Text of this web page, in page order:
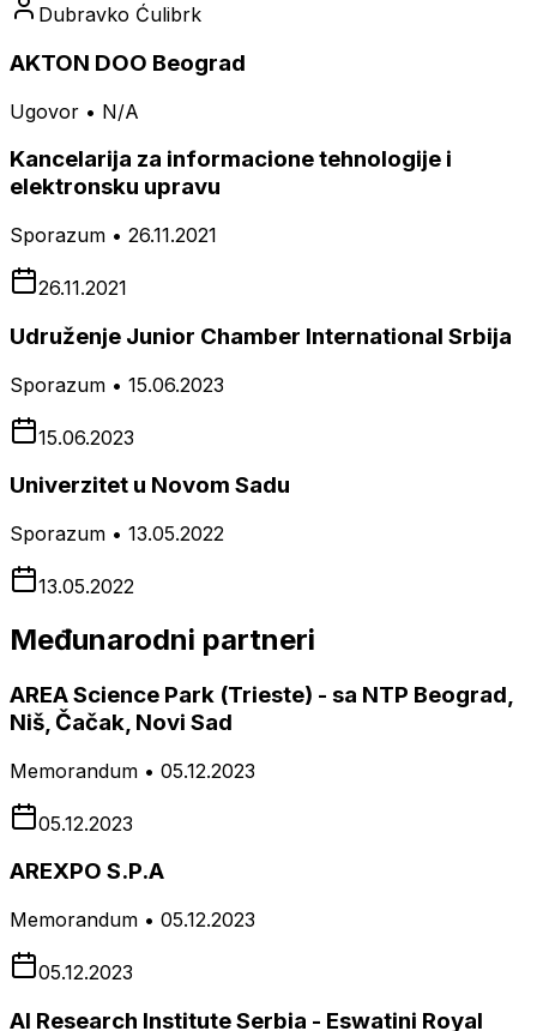
Dubravko Ćulibrk
AKTON DOO Beograd
Ugovor • N/A
Kancelarija za informacione tehnologije i
elektronsku upravu
Sporazum • 26.11.2021
26.11.2021
Udruženje Junior Chamber International Srbija
Sporazum • 15.06.2023
15.06.2023
Univerzitet u Novom Sadu
Sporazum • 13.05.2022
13.05.2022
Međunarodni partneri
AREA Science Park (Trieste) - sa NTP Beograd,
Niš, Čačak, Novi Sad
Memorandum • 05.12.2023
05.12.2023
AREXPO S.P.A
Memorandum • 05.12.2023
05.12.2023
AI Research Institute Serbia - Eswatini Royal